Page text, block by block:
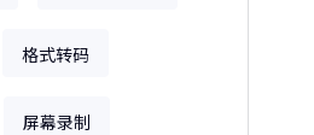
格式转码
屏幕录制